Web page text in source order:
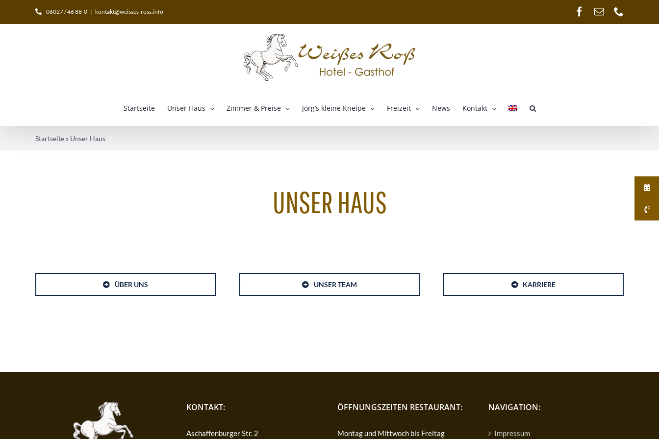
06027 / 46 88-0 | kontakt@weisses-ross.info Facebook
E-
Startseite Unser Haus Zimmer & Preise Jörg’s kleine Kneipe Freizeit News Kontakt
Startseite » Unser Haus
UNSER HAUS
ÜBER UNS UNSER TEAM KARRIERE
KONTAKT:
Aschaffenburger Str. 2
ÖFFNUNGSZEITEN RESTAURANT:
Montag und Mittwoch bis Freitag
NAVIGATION:
Impressum